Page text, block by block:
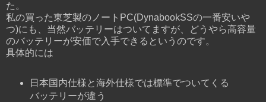
た。
私の買った東芝製のノートPC(DynabookSSの一番安いや
つ)にも、当然バッテリーはついてますが、どうやら高容量
のバッテリーが安価で入手できるというのです。
具体的には
日本国内仕様と海外仕様では標準でついてくる
バッテリーが違う